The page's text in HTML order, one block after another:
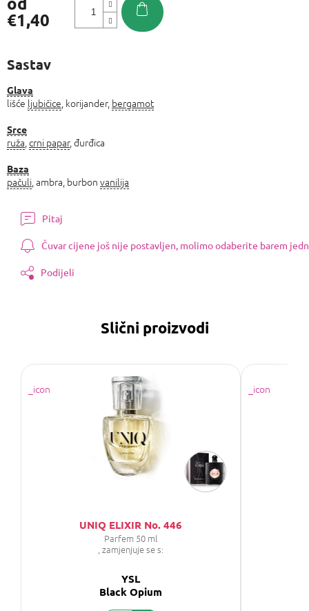
€1,40
Sastav
Glava
lišće ljubičice , korijander, bergamot
Srce
ruža crni papar, đurđica
Baza
pačuli , ambra, burbon vanilija
Pitaj
Čuvar cijene još nije postavljen, molimo odaberite barem
Podijeli
Slični proizvodi
UNIQ ELIXIR No. 446
Parfem 50 ml
, zamjenjuje se s:
YSL
Black Opium